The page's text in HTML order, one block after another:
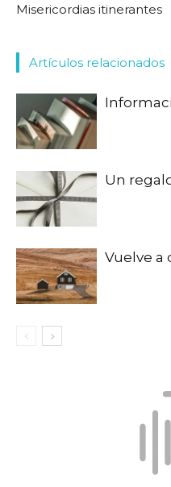
Misericordias itinerantes
Artículos relacionados
Un
Vuelve a